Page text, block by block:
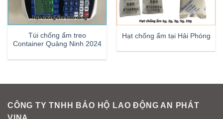
Túi chống ẩm treo
Container Quảng Ninh 2024
Hạt chống ẩm tại Hải Phòng
CÔNG TY TNHH BẢO HỘ LAO ĐỘNG AN PHÁT